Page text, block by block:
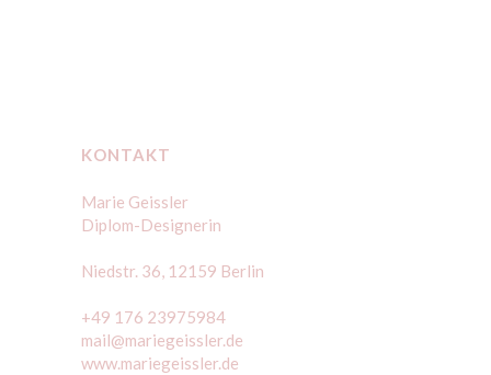
KONTAKT
Marie Geissler
Diplom-Designerin
Niedstr. 36, 12159 Berlin
+49 176 23975984
mail@mariegeissler.de
www.mariegeissler.de